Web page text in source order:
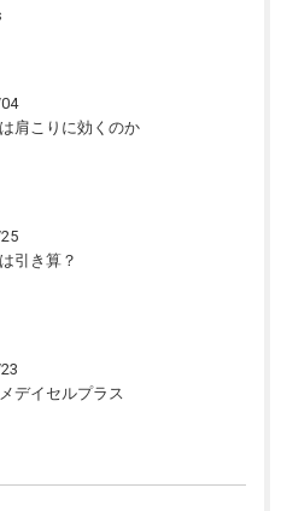
肩こりに効くのか
引き算？
デイセルプラス